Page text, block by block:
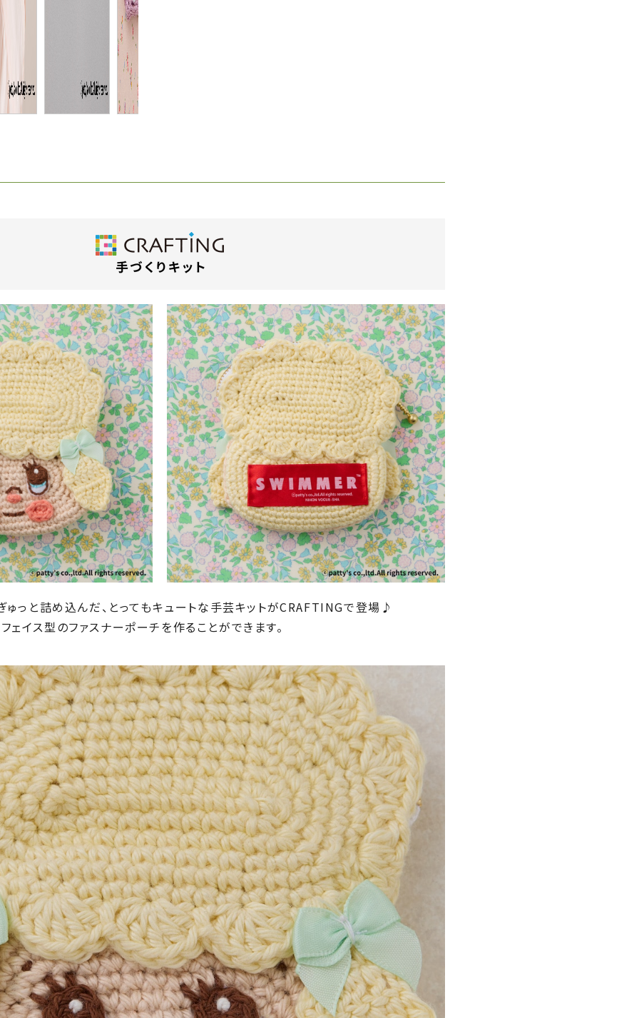
っと詰め込んだ、とってもキュートな手芸キットがCRAFTINGで登場♪
ェイス型のファスナーポーチを作ることができます。